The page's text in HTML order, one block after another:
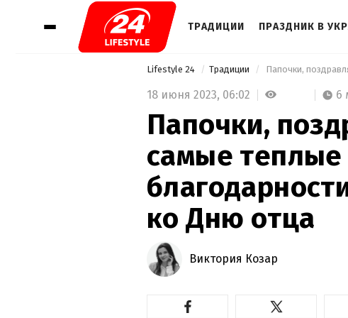
ТРАДИЦИИ ПРАЗДНИК В
Lifestyle 24 Традиции
18 июня 2023, 06:02 6
Папочки,
самые теплые
ко Дню отца
Виктория Козар